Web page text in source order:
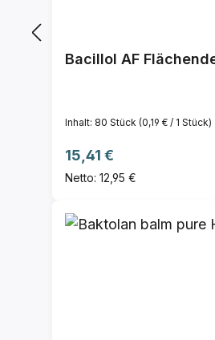
Bacillol AF
Inhalt: 80 Stück (0,19 € / 1 Stück)
Regulärer Preis:
15,41 €
Netto: 12,95 €